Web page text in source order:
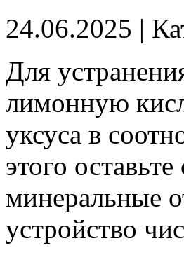
24.06.2025 |
Для
лимонную
уксуса в
этого
минеральные
устройство